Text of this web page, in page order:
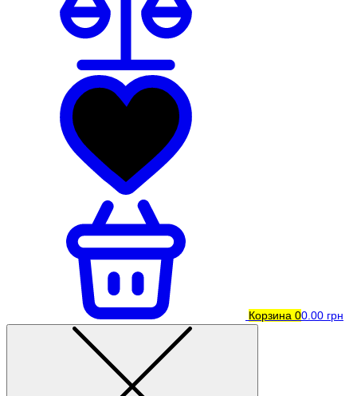
Корзина 00.00 грн